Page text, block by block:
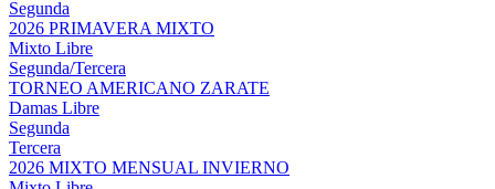
Segunda
2026 PRIMAVERA MIXTO
Mixto Libre
Segunda/Tercera
TORNEO AMERICANO ZARATE
Damas Libre
Segunda
Tercera
2026 MIXTO MENSUAL INVIERNO